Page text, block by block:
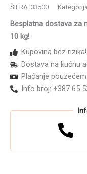
muškarce
50665
6/1
ŠIFRA: 33500
Besplatna dostava za
10 kg!
Kupovina bez rizika!
Dostava na kućnu
Plaćanje
Info broj: +387 65